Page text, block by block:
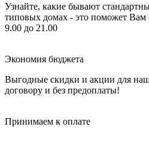
Узнайте, какие бывают
типовых домах - это поможет Вам
9.00 до 21.00
Экономия бюджета
Выгодные скидки и акции для
договору и без предоплаты!
Принимаем к оплате